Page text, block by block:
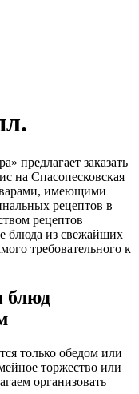
предлагает заказать
на Спасопесковская
имеющими
рецептов в
рецептов
блюда из свежайших
требовательного к
блюд
только обедом или
торжество или
организовать